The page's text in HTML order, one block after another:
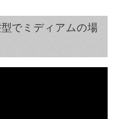
でミディアムの場